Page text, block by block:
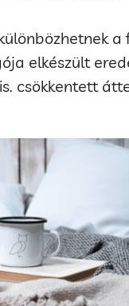
a
elkészült
csökkentett